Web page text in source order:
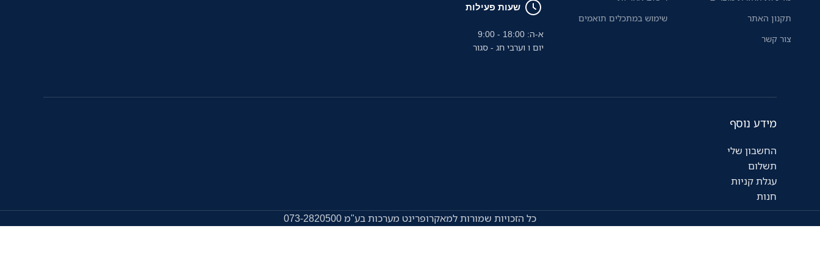
תקנון האתר
צור קשר
שימוש במתכלים תואמים
שעות פעילות
א-ה: 18:00 - 9:00
יום ו וערבי חג - סגור
מידע נוסף
החשבון שלי
תשלום
עגלת קניות
חנות
כל הזכויות שמורות למאקרופרינט מערכות בע"מ 073-2820500